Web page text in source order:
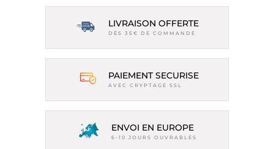
LIVRAISON OFFERTE
DÈS 35€ DE COMMANDE
PAIEMENT SECURISE
AVEC CRYPTAGE SSL
ENVOI EN EUROPE
6-10 JOURS OUVRABLES